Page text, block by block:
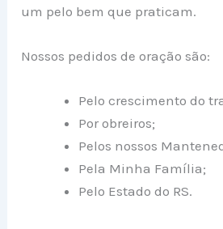
um pelo bem que praticam.
Nossos pedidos de oração são:
Pelo crescimento do
Por obreiros;
Pelos nossos
Pela Minha Família;
Pelo Estado do RS.